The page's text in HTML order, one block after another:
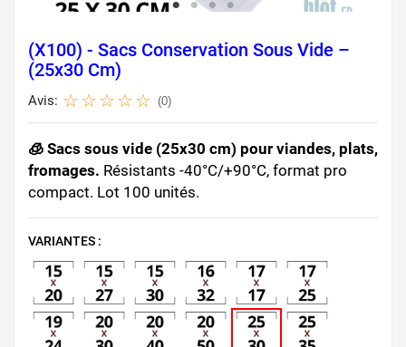
(X100) - Sacs Conservation Sous Vide –
(25x30 Cm)
Avis: (0)
🧊 Sacs sous vide (25x30 cm) pour viandes, plats,
fromages. Résistants -40°C/+90°C, format pro
compact. Lot 100 unités.
VARIANTES :